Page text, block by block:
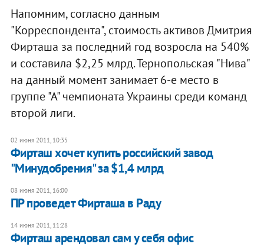
Напомним, согласно данным
"Корреспондента", стоимость активов Дмитрия
Фирташа за последний год возросла на 540%
и составила $2,25 млрд. Тернопольская "Нива"
на данный момент занимает 6-е место в
группе "А" чемпионата Украины среди команд
второй лиги.
02 июня 2011, 10:35
Фирташ хочет купить российский завод
"Минудобрения" за $1,4 млрд
08 июня 2011, 16:00
ПР проведет Фирташа в Раду
14 июня 2011, 11:28
Фирташ арендовал сам у себя офис